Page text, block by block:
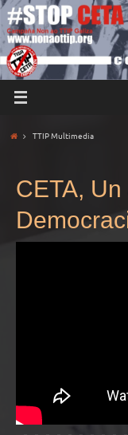
TTIP Multimedia
CETA,